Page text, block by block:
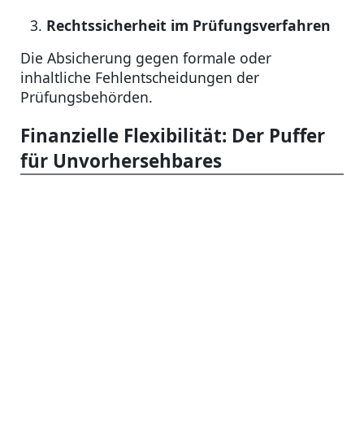
Rechtssicherheit im Prüfungsverfahren
Die Absicherung gegen formale oder
inhaltliche Fehlentscheidungen der
Prüfungsbehörden.
Finanzielle Flexibilität: Der Puffer
für Unvorhersehbares